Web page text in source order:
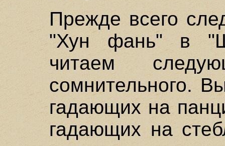
Прежде всего
"Хун фань" в
читаем
сомнительного.
гадающих на
гадающих на